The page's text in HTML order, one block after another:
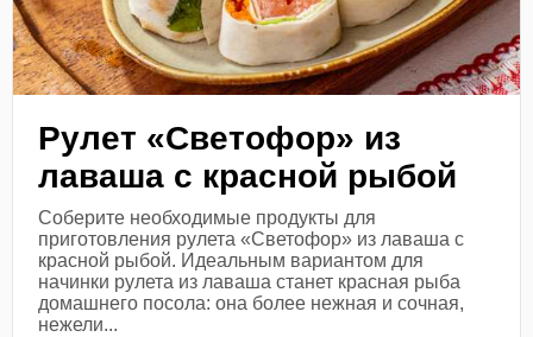
Рулет «Светофор» из
лаваша с красной рыбой
Соберите необходимые продукты для
приготовления рулета «Светофор» из лаваша с
красной рыбой. Идеальным вариантом для
начинки рулета из лаваша станет красная рыба
домашнего посола: она более нежная и сочная,
нежели...